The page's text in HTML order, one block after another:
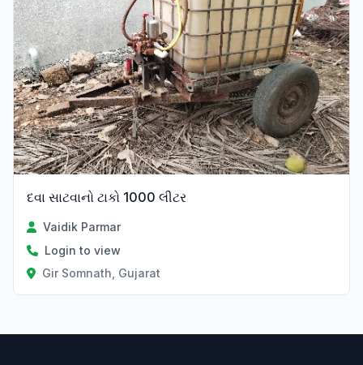
દવા સાટવાનો ટાકો 1000 લીટર
Vaidik Parmar
Login to view
Gir Somnath, Gujarat